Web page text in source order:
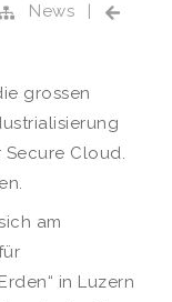
News
|
grossen
Cloud.
am
in Luzern